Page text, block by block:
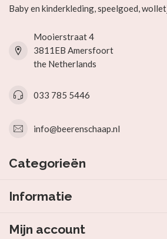
Baby en kinderkleding, speelgoed,
Mooierstraat 4
3811EB Amersfoort
the Netherlands
033 785 5446
info@beerenschaap.nl
Categorieën
Informatie
Mijn account